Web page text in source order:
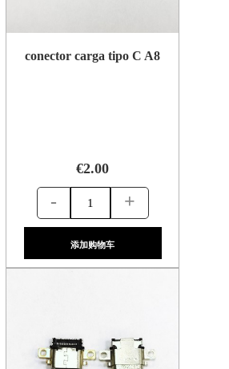
conector carga tipo C A8
€2.00
- +
添加购物车